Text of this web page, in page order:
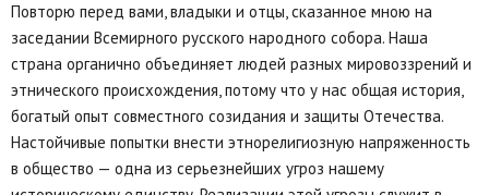
Повторю перед вами, владыки и отцы, сказанное мною на
заседании Всемирного русского народного собора. Наша
страна органично объединяет людей разных мировоззрений и
этнического происхождения, потому что у нас общая история,
богатый опыт совместного созидания и защиты Отечества.
Настойчивые попытки внести этнорелигиозную напряженность
в общество — одна из серьезнейших угроз нашему